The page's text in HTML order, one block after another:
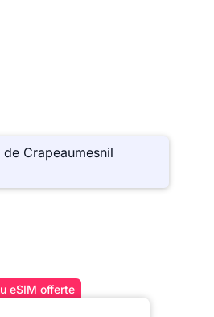
Crapeaumesnil
eSIM offerte